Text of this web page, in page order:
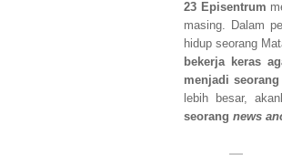
23 Episentrum
masing. Dalam
hidup seorang
bekerja keras
menjadi seorang
lebih besar,
seorang news